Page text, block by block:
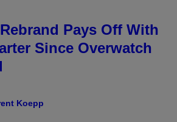
Pays Off With
Since Overwatch
Koepp